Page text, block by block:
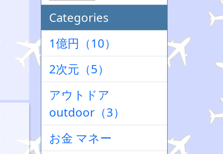
Categories
1億円（10）
2次元（5）
アウトドア
outdoor（3）
お金 マネー